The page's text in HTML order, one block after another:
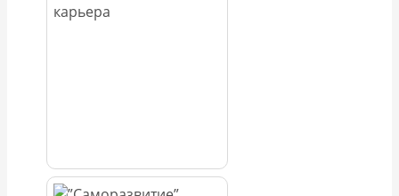
карьера